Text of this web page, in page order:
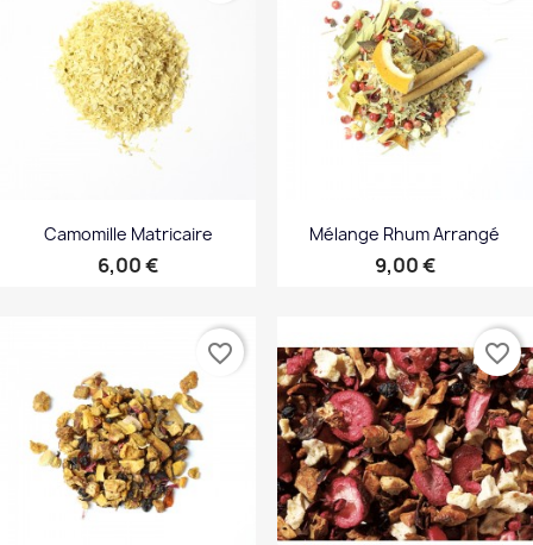
Camomille Matricaire
Prix
6,00 €
Mélange Rhum Arrangé
Prix
9,00 €
favorite_border favorite_border